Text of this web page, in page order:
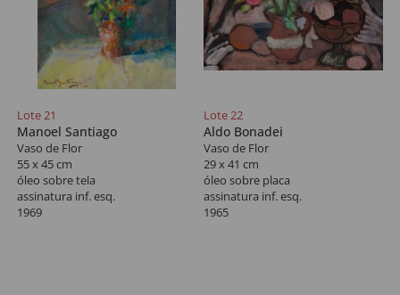
Lote 21
Manoel Santiago
Vaso de Flor
55 x 45 cm
óleo sobre tela
assinatura inf. esq.
1969
Lote 22
Aldo Bonadei
Vaso de Flor
29 x 41 cm
óleo sobre placa
assinatura inf. esq.
1965